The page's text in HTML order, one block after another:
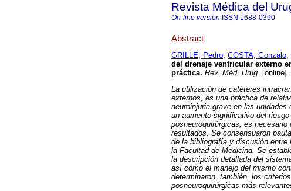
Revista Médica del
On-line version ISSN 1688-0390
Abstract
GRILLE, Pedro; COSTA, Gonzalo;
del drenaje ventricular externo
práctica. Rev. Méd. Urug.
La utilización de catéteres
externos, es una práctica de
neuroinjuria grave en las
un aumento significativo del
posneuroquirúrgicas, es
resultados. Se consensuaron
de la bibliografía y discusión
la Facultad de Medicina. Se
la descripción detallada del
así como el manejo del mismo
determinaron, también, los
posneuroquirúrgicas más